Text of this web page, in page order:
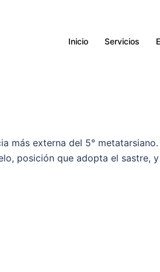
Inicio Servicios
más externa del 5°
posición que adopta el sastre,